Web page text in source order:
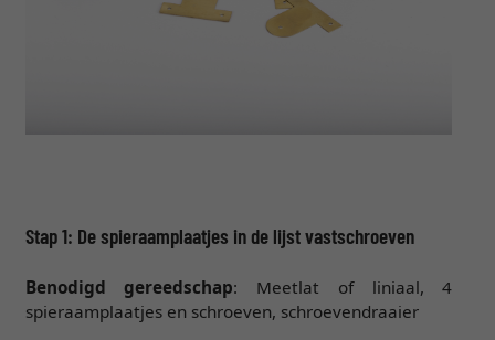
Stap 1: De spieraamplaatjes in de lijst vastschroeven
Benodigd gereedschap: Meetlat of liniaal, 4
spieraamplaatjes en schroeven, schroevendraaier